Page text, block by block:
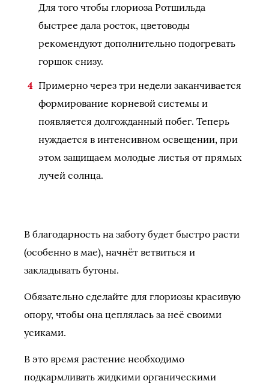
Для того чтобы глориоза Ротшильда
быстрее дала росток, цветоводы
рекомендуют дополнительно подогревать
горшок снизу.
Примерно через три недели заканчивается
формирование корневой системы и
появляется долгожданный побег. Теперь
нуждается в интенсивном освещении, при
этом защищаем молодые листья от прямых
лучей солнца.
В благодарность на заботу будет быстро расти
(особенно в мае), начнёт ветвиться и
закладывать бутоны.
Обязательно сделайте для глориозы красивую
опору, чтобы она цеплялась за неё своими
усиками.
В это время растение необходимо
подкармливать жидкими органическими